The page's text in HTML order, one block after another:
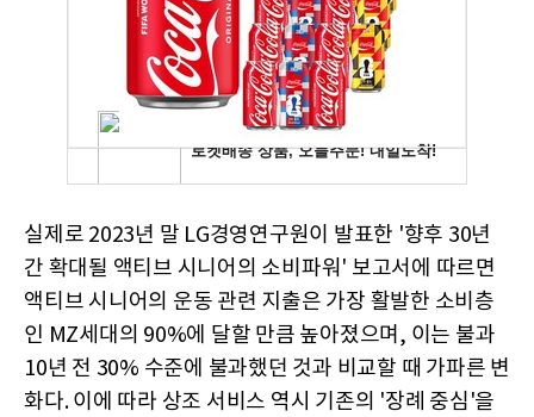
실제로 2023년 말 LG경영연구원이 발표한 '향후 30년
간 확대될 액티브 시니어의 소비파워' 보고서에 따르면
액티브 시니어의 운동 관련 지출은 가장 활발한 소비층
인 MZ세대의 90%에 달할 만큼 높아졌으며, 이는 불과
10년 전 30% 수준에 불과했던 것과 비교할 때 가파른 변
화다. 이에 따라 상조 서비스 역시 기존의 '장례 중심'을